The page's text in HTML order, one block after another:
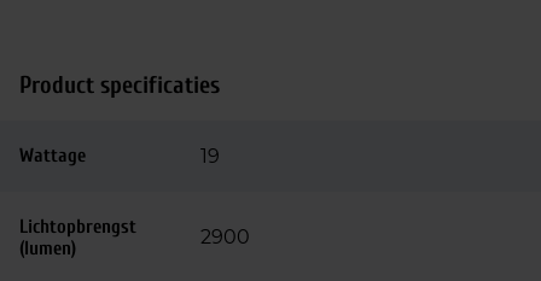
Product specificaties
Wattage 19
Lichtopbrengst
(lumen)
2900